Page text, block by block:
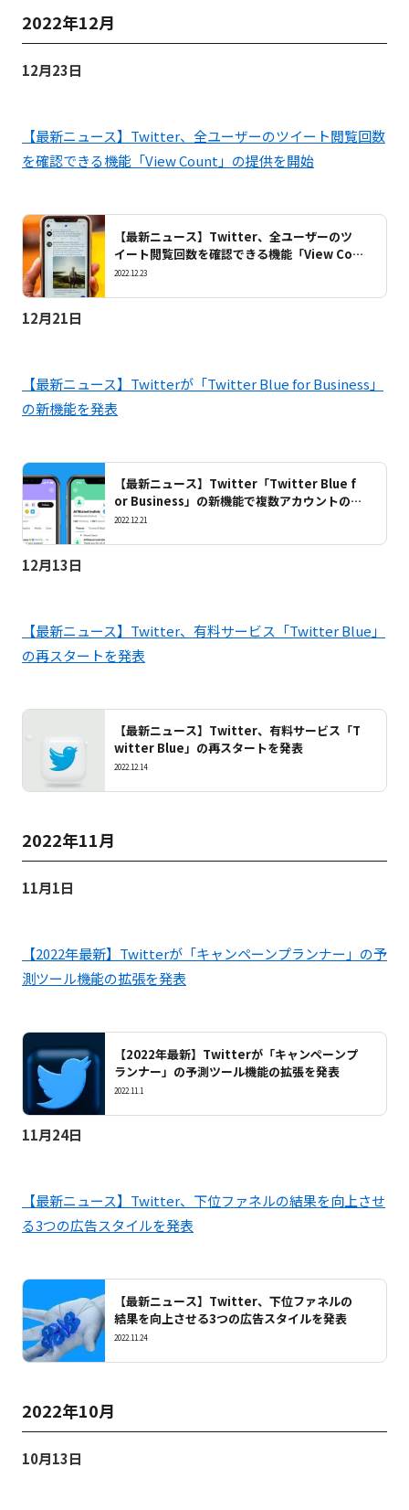
2022年12月
12月23日
【最新ニュース】Twitter、全ユーザーのツイート閲覧回数
を確認できる機能「View Count」の提供を開始
【最新ニュース】Twitter、全ユーザーのツ
イート閲覧回数を確認できる機能「View Cou
nt」の提供を開始
2022.12.23
12月21日
【最新ニュース】Twitterが「Twitter Blue for Business」
の新機能を発表
【最新ニュース】Twitter「Twitter Blue f
or Business」の新機能で複数アカウントのリ
ンクが可能に
2022.12.21
12月13日
【最新ニュース】Twitter、有料サービス「Twitter Blue」
の再スタートを発表
【最新ニュース】Twitter、有料サービス「T
witter Blue」の再スタートを発表
2022.12.14
2022年11月
11月1日
【2022年最新】Twitterが「キャンペーンプランナー」の予
測ツール機能の拡張を発表
【2022年最新】Twitterが「キャンペーンプ
ランナー」の予測ツール機能の拡張を発表
2022.11.1
11月24日
【最新ニュース】Twitter、下位ファネルの結果を向上させ
る3つの広告スタイルを発表
【最新ニュース】Twitter、下位ファネルの
結果を向上させる3つの広告スタイルを発表
2022.11.24
2022年10月
10月13日